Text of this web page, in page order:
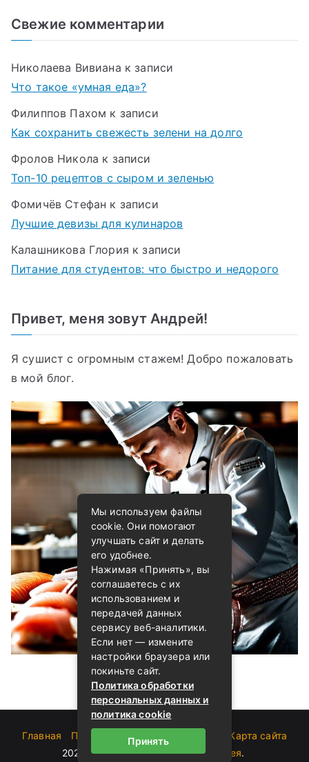
Свежие комментарии
Николаева Вивиана к записи
Что такое «умная еда»?
Филиппов Пахом к записи
Как сохранить свежесть зелени на долго
Фролов Никола к записи
Топ-10 рецептов с сыром и зеленью
Фомичёв Стефан к записи
Лучшие девизы для кулинаров
Калашникова Глория к записи
Питание для студентов: что быстро и недорого
Привет, меня зовут Андрей!
Я сушист с огромным стажем! Добро пожаловать
в мой блог.
Главная Пользовательское соглашение
Карта сайта
2023-2026 (c)Блог о суши от Андрея.
Мы используем файлы
cookie. Они помогают
улучшать сайт и делать
его удобнее.
Нажимая «Принять», вы
соглашаетесь с их
использованием и
передачей данных
сервису веб-аналитики.
Если нет — измените
настройки браузера или
покиньте сайт.
Политика обработки
персональных данных и
политика cookie
Принять